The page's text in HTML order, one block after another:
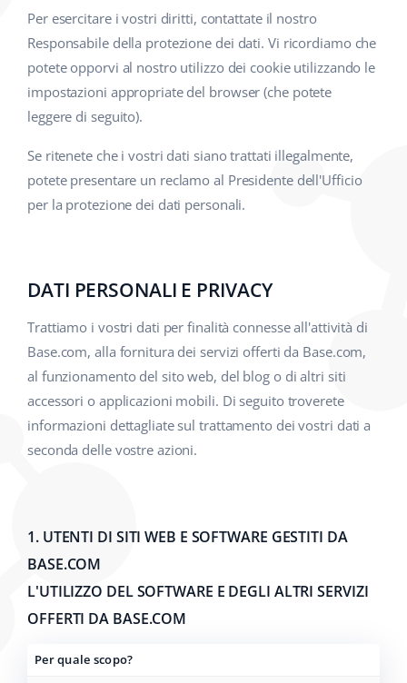
Per esercitare i vostri diritti, contattate il nostro
Responsabile della protezione dei dati. Vi ricordiamo che
potete opporvi al nostro utilizzo dei cookie utilizzando le
impostazioni appropriate del browser (che potete
leggere di seguito).
Se ritenete che i vostri dati siano trattati illegalmente,
potete presentare un reclamo al Presidente dell'Ufficio
per la protezione dei dati personali.
DATI PERSONALI E PRIVACY
Trattiamo i vostri dati per finalità connesse all'attività di
Base.com, alla fornitura dei servizi offerti da Base.com,
al funzionamento del sito web, del blog o di altri siti
accessori o applicazioni mobili. Di seguito troverete
informazioni dettagliate sul trattamento dei vostri dati a
seconda delle vostre azioni.
1. UTENTI DI SITI WEB E SOFTWARE GESTITI DA
BASE.COM
L'UTILIZZO DEL SOFTWARE E DEGLI ALTRI SERVIZI
OFFERTI DA BASE.COM
Per quale scopo?